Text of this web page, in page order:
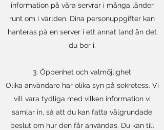
information på våra servrar i många länder
runt om i världen. Dina personuppgifter kan
hanteras på en server i ett annat land än det
du bor i.
3. Öppenhet och valmöjlighet
Olika användare har olika syn på sekretess. Vi
vill vara tydliga med vilken information vi
samlar in, så att du kan fatta välgrundade
beslut om hur den får användas. Du kan till